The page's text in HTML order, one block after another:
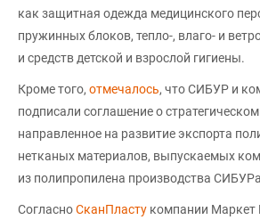
как защитная одежда медицинского
пружинных блоков, тепло-, влаго- и
и средств детской и взрослой гигиены.
Кроме того, отмечалось, что СИБУР и
подписали соглашение о
направленное на развитие экспорта
нетканых материалов, выпускаемых
из полипропилена производства
СогласноСканПласту компании Маркет